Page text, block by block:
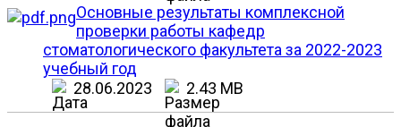
Основные результаты комплексной
проверки работы кафедр
стоматологического факультета за 2022-2023
учебный год
28.06.2023
2.43 MB